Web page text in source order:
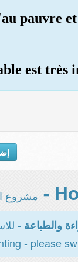
pauvre
est très
مشروع
والطباعة -
- please